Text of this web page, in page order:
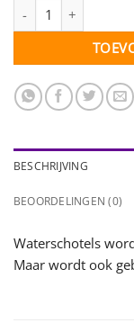
BESCHRIJVING
BEOORDELINGEN (0)
Waterschotels
Maar wordt ook